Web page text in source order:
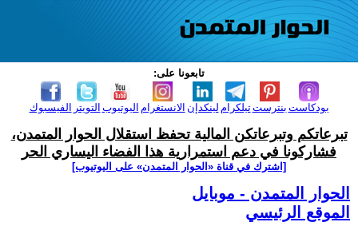
تابعونا على:
الفيسبوك التويتر اليوتيوب الانستغرام لينكدإن تيلكرامبنترست بودكاست
تبرعاتكم وتبرعاتكن المالية تحفظ استقلال الحوار المتمدن،
فشاركونا في دعم استمرارية هذا الفضاء اليساري الحر
[اشترك في قناة ‫«الحوار المتمدن» على اليوتيوب]
الحوار المتمدن - موبايل
الموقع الرئيسي